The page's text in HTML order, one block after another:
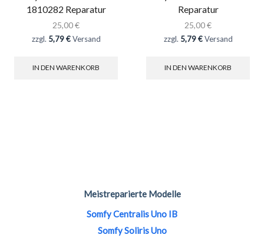
1810282 Reparatur
25,00€
zzgl. 5,79 €Versand
IN DEN WARENKORB
Reparatur
25,00€
zzgl. 5,79 €Versand
IN DEN WARENKORB
Meistreparierte Modelle
Somfy Centralis Uno IB
Somfy Soliris Uno